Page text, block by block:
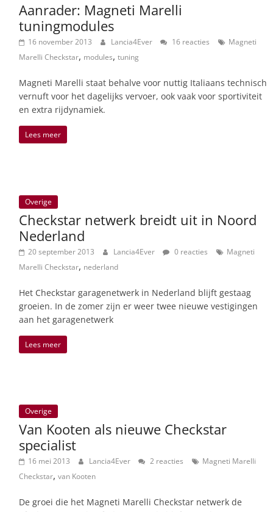
Aanrader: Magneti Marelli
tuningmodules
16 november 2013 Lancia4Ever 16 reacties
Magneti
Marelli Checkstar, modules, tuning
Magneti Marelli staat behalve voor nuttig Italiaans technisch
vernuft voor het dagelijks vervoer, ook vaak voor sportiviteit
en extra rijdynamiek.
Lees meer
Overige
Checkstar netwerk breidt uit in Noord
Nederland
20 september 2013 Lancia4Ever 0 reacties
Magneti
Marelli Checkstar, nederland
Het Checkstar garagenetwerk in Nederland blijft gestaag
groeien. In de zomer zijn er weer twee nieuwe vestigingen
aan het garagenetwerk
Lees meer
Overige
Van Kooten als nieuwe Checkstar
specialist
16 mei 2013 Lancia4Ever 2 reacties
Magneti Marelli
Checkstar, van Kooten
De groei die het Magneti Marelli Checkstar netwerk de